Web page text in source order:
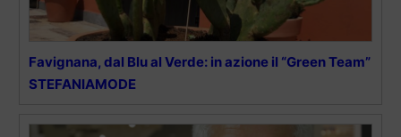
Favignana, dal Blu al Verde: in azione il “Green Team”
STEFANIAMODE